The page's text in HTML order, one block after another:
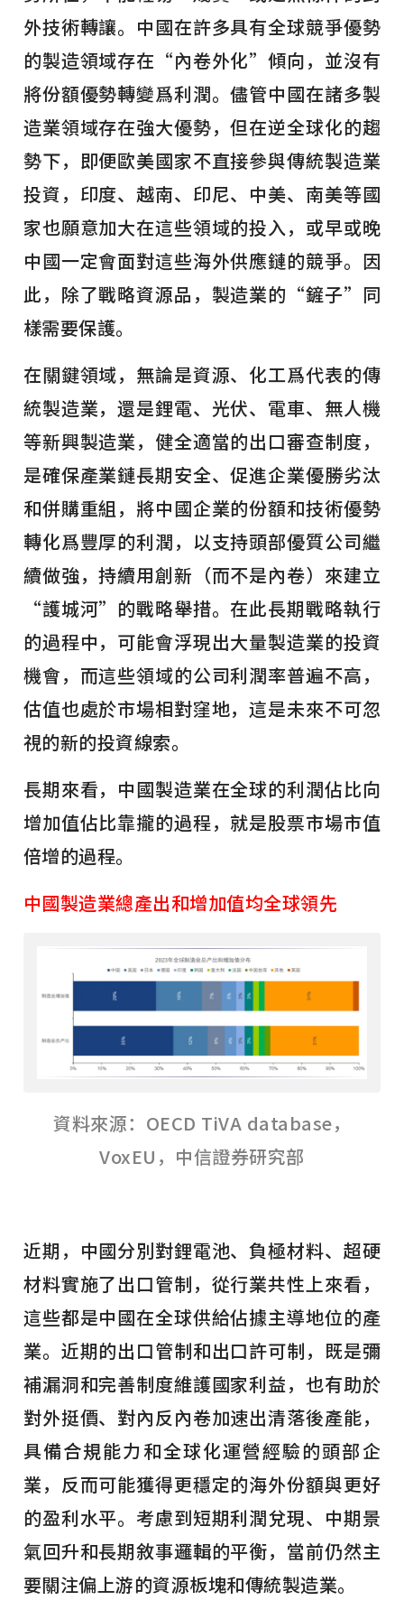
外技術轉讓。中國在許多具有全球競爭優勢
的製造領域存在“內卷外化”傾向，並沒有
將份額優勢轉變爲利潤。儘管中國在諸多製
造業領域存在強大優勢，但在逆全球化的趨
勢下，即便歐美國家不直接參與傳統製造業
投資，印度、越南、印尼、中美、南美等國
家也願意加大在這些領域的投入，或早或晚
中國一定會面對這些海外供應鏈的競爭。因
此，除了戰略資源品，製造業的“鏟子”同
樣需要保護。
在關鍵領域，無論是資源、化工爲代表的傳
統製造業，還是鋰電、光伏、電車、無人機
等新興製造業，健全適當的出口審查制度，
是確保產業鏈長期安全、促進企業優勝劣汰
和併購重組，將中國企業的份額和技術優勢
轉化爲豐厚的利潤，以支持頭部優質公司繼
續做強，持續用創新（而不是內卷）來建立
“護城河”的戰略舉措。在此長期戰略執行
的過程中，可能會浮現出大量製造業的投資
機會，而這些領域的公司利潤率普遍不高，
估值也處於市場相對窪地，這是未來不可忽
視的新的投資線索。
長期來看，中國製造業在全球的利潤佔比向
增加值佔比靠攏的過程，就是股票市場市值
倍增的過程。
中國製造業總產出和增加值均全球領先
資料來源：OECD TiVA database，
VoxEU，中信證券研究部
近期，中國分別對鋰電池、負極材料、超硬
材料實施了出口管制，從行業共性上來看，
這些都是中國在全球供給佔據主導地位的產
業。近期的出口管制和出口許可制，既是彌
補漏洞和完善制度維護國家利益，也有助於
對外挺價、對內反內卷加速出清落後產能，
具備合規能力和全球化運營經驗的頭部企
業，反而可能獲得更穩定的海外份額與更好
的盈利水平。考慮到短期利潤兌現、中期景
氣回升和長期敘事邏輯的平衡，當前仍然主
要關注偏上游的資源板塊和傳統製造業。